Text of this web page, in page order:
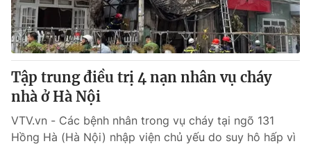
Thị trường 24h Tấm lòng Việt
VTV4 Vươn mình bằng AI
VTV9 VTV8
Liên hệ tòa soạn English
Tập trung điều trị 4 nạn nhân vụ cháy
nhà ở Hà Nội
VTV.vn - Các bệnh nhân trong vụ cháy tại ngõ 131
Hồng Hà (Hà Nội) nhập viện chủ yếu do suy hô hấp vì